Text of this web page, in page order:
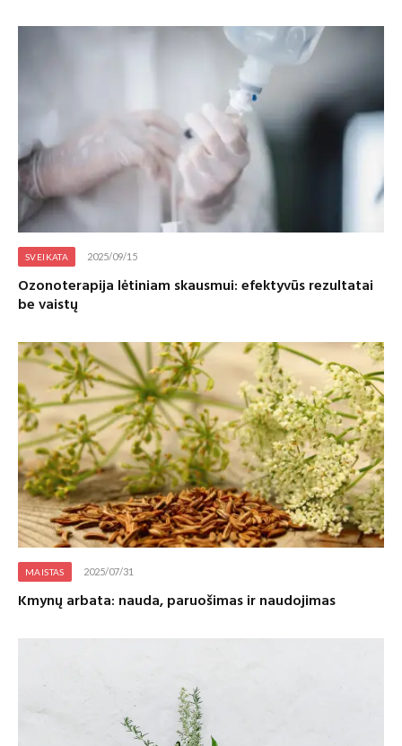
SVEIKATA 2025/09/15
Ozonoterapija lėtiniam skausmui: efektyvūs rezultatai
be vaistų
MAISTAS 2025/07/31
Kmynų arbata: nauda, paruošimas ir naudojimas